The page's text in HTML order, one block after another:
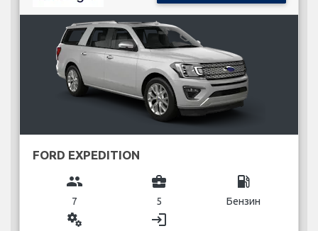
FORD EXPEDITION
group
7
business_center
5
local_gas_station
Бензин
miscellaneous_services login